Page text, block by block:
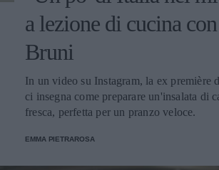
a lezione di cucina
Bruni
In un video su Instagram, la ex première
ci insegna come preparare un'insalata di
fresca, perfetta per un pranzo veloce.
EMMA PIETRAROSA